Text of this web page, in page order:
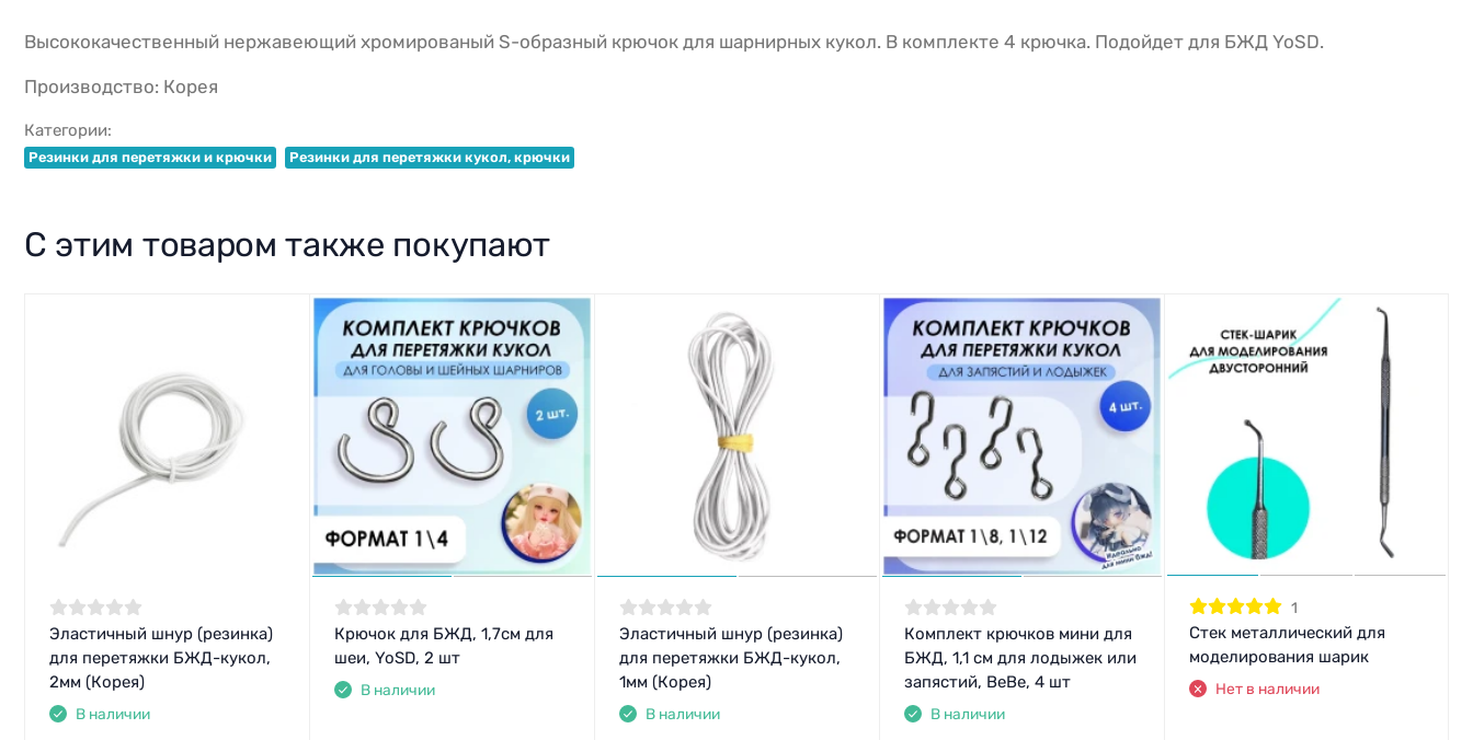
Высококачественный нержавеющий хромированый S-образный крючок для шарнирных кукол. В комплекте 4 крючка. Подойдет для БЖД YoSD.
Производство: Корея
Категории:
Резинки для перетяжки и крючки Резинки для перетяжки кукол, крючки
С этим товаром также покупают
Эластичный шнур (резинка)
для перетяжки БЖД-кукол,
2мм (Корея)
В наличии
Крючок для БЖД, 1,7см для
шеи, YoSD, 2 шт
В наличии
Эластичный шнур (резинка)
для перетяжки БЖД-кукол,
1мм (Корея)
В наличии
Комплект крючков мини для
БЖД, 1,1 см для лодыжек или
запястий, BeBe, 4 шт
В наличии
1
Стек металлический для
моделирования шарик
Нет в наличии